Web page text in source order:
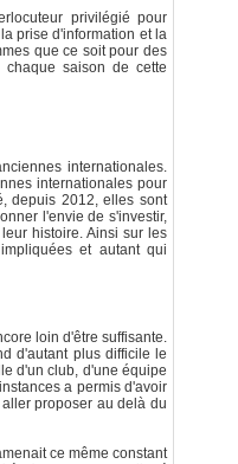
privilégié pour
prise d'information et la
que ce soit pour des
chaque saison de cette
internationales.
internationales pour
depuis 2012, elles sont
l'envie de s'investir,
histoire. Ainsi sur les
et autant qui
loin d'être suffisante.
d'autant plus difficile le
d'un club, d'une équipe
a permis d'avoir
proposer au delà du
ce même constant